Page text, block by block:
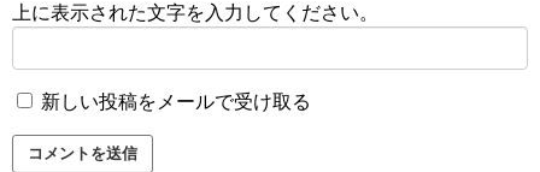
上に表示された文字を入力してください。
新しい投稿をメールで受け取る